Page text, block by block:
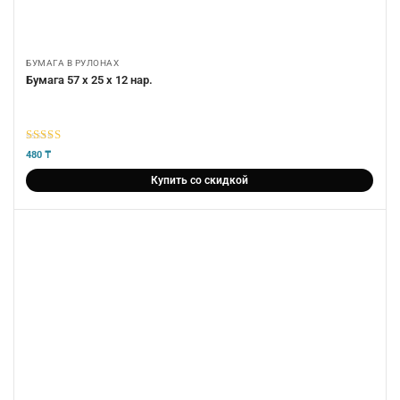
БУМАГА В РУЛОНАХ
Бумага 57 х 25 х 12 нар.
5из 5
480 ₸
Купить со скидкой